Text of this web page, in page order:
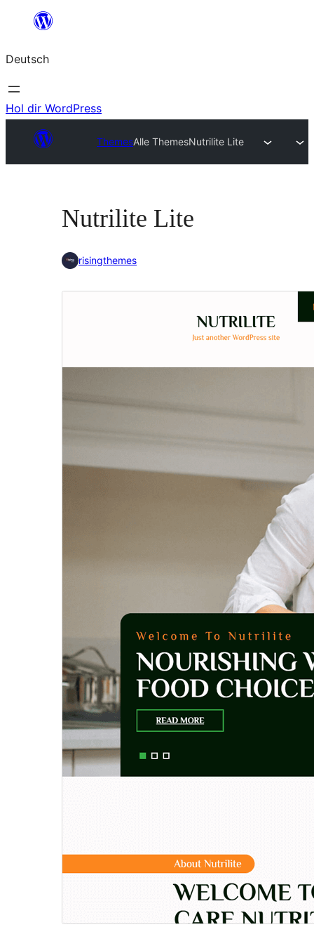
springen
Deutsch
Hol dir WordPress
ThemesAlle ThemesNutrilite Lite
Nutrilite Lite
risingthemes